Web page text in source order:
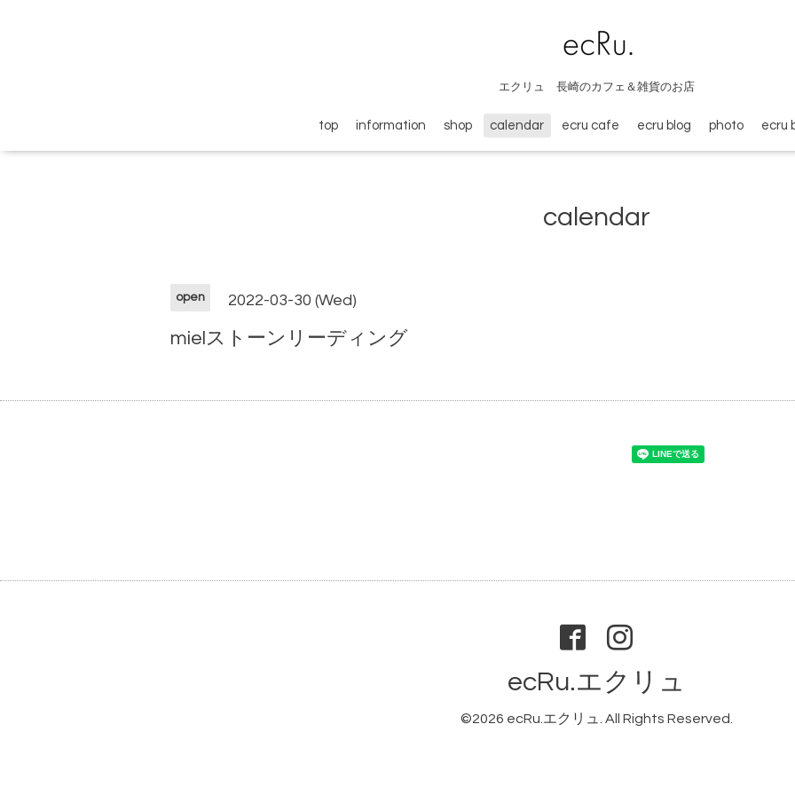
エクリュ 長崎のカフェ＆雑貨のお店
top information shop calendar ecru cafe ecru blog photo ecru
calendar
open 2022-03-30 (Wed)
mielストーンリーディング
ecRu.エクリュ
©2026 ecRu.エクリュ . All Rights Reserved.